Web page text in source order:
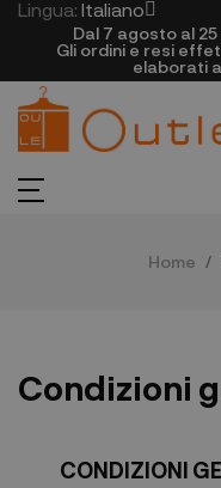
Lingua: Italiano
Dal 7 agosto al
Gli ordini e resi
elaborati
Home
Condizioni
CONDIZIONI